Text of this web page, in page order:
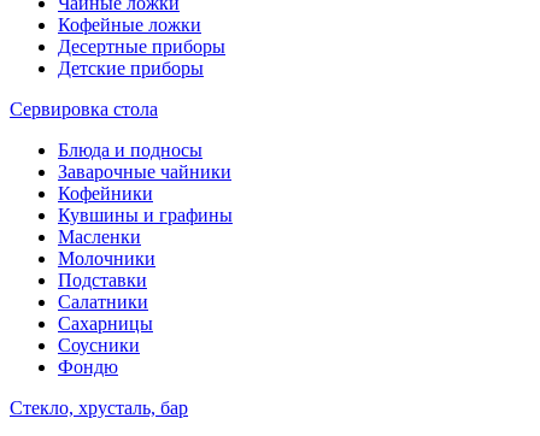
Кофейные ложки
Десертные приборы
Детские приборы
Сервировка стола
Блюда и подносы
Заварочные чайники
Кофейники
Кувшины и графины
Масленки
Молочники
Подставки
Салатники
Сахарницы
Соусники
Фондю
Стекло, хрусталь, бар